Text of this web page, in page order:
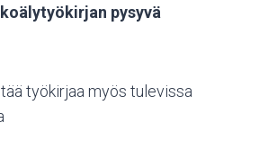
pysyvä
työkirjaa myös tulevissa